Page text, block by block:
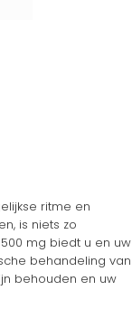
ritme en
is niets zo
mg biedt u en uw
behandeling van
behouden en uw